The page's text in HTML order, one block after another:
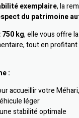
exemplaire, la
du patrimoine
kg, elle vous offre
tout en profitant
:
accueillir votre
léger
stabilité optimale